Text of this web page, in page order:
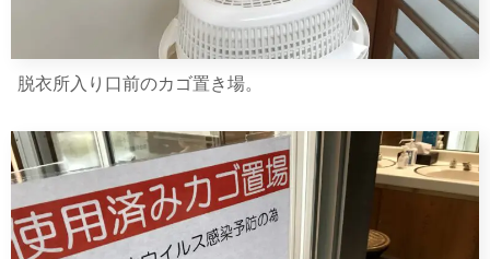
脱衣所入り口前のカゴ置き場。